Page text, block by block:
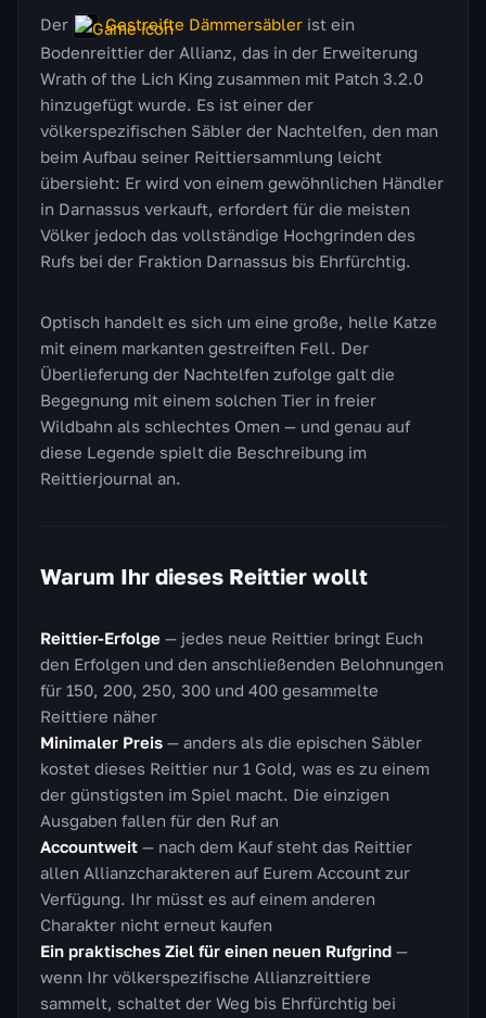
Der Gestreifte Dämmersäbler ist ein
Bodenreittier der Allianz, das in der Erweiterung
Wrath of the Lich King zusammen mit Patch 3.2.0
hinzugefügt wurde. Es ist einer der
völkerspezifischen Säbler der Nachtelfen, den man
beim Aufbau seiner Reittiersammlung leicht
übersieht: Er wird von einem gewöhnlichen Händler
in Darnassus verkauft, erfordert für die meisten
Völker jedoch das vollständige Hochgrinden des
Rufs bei der Fraktion Darnassus bis Ehrfürchtig.
Optisch handelt es sich um eine große, helle Katze
mit einem markanten gestreiften Fell. Der
Überlieferung der Nachtelfen zufolge galt die
Begegnung mit einem solchen Tier in freier
Wildbahn als schlechtes Omen — und genau auf
diese Legende spielt die Beschreibung im
Reittierjournal an.
Warum Ihr dieses Reittier wollt
Reittier-Erfolge — jedes neue Reittier bringt Euch
den Erfolgen und den anschließenden Belohnungen
für 150, 200, 250, 300 und 400 gesammelte
Reittiere näher
Minimaler Preis — anders als die epischen Säbler
kostet dieses Reittier nur 1 Gold, was es zu einem
der günstigsten im Spiel macht. Die einzigen
Ausgaben fallen für den Ruf an
Accountweit — nach dem Kauf steht das Reittier
allen Allianzcharakteren auf Eurem Account zur
Verfügung. Ihr müsst es auf einem anderen
Charakter nicht erneut kaufen
Ein praktisches Ziel für einen neuen Rufgrind —
wenn Ihr völkerspezifische Allianzreittiere
sammelt, schaltet der Weg bis Ehrfürchtig bei